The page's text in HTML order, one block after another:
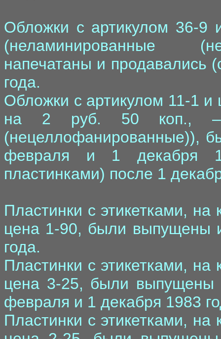
Обложки с артикулом 36-
(неламинированные
напечатаны и продавались
года.
Обложки с артикулом 11-1 и
на 2 руб. 50 коп., –
(нецеллофанированные)),
февраля и 1 декабря
пластинками) после 1
Пластинки с этикетками,
цена 1-90, были выпущены
года.
Пластинки с этикетками,
цена 3-25, были выпущены
февраля и 1 декабря 1983
Пластинки с этикетками,